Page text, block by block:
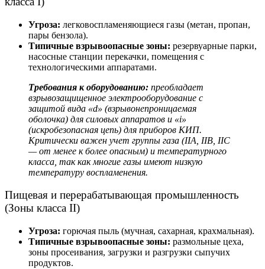
Угроза: легковоспламеняющиеся газы (метан, пропан,
пары бензола).
Типичные взрывоопасные зоны: резервуарные парки,
насосные станции перекачки, помещения с
технологическими аппаратами.
Требования к оборудованию: преобладает
взрывозащищенное электрооборудование с
защитой вида «d» (взрывонепроницаемая
оболочка) для силовых аппаратов и «i»
(искробезопасная цепь) для приборов КИП.
Критически важен учет группы газа (IIA, IIB, IIC
— от менее к более опасным) и температурного
класса, так как многие газы имеют низкую
температуру воспламенения.
Пищевая и перерабатывающая промышленность
(Зоны класса II)
Угроза: горючая пыль (мучная, сахарная, крахмальная).
Типичные взрывоопасные зоны: размольные цеха,
зоны просеивания, загрузки и разгрузки сыпучих
продуктов.